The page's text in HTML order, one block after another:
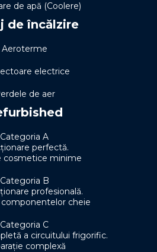
de apă (Coolere)
de încălzire
Aeroterme
electrice
de aer
Categoria A
perfectă.
cosmetice minime
Categoria B
profesională.
cheie
Categoria C
a circuitului frigorific.
complexă